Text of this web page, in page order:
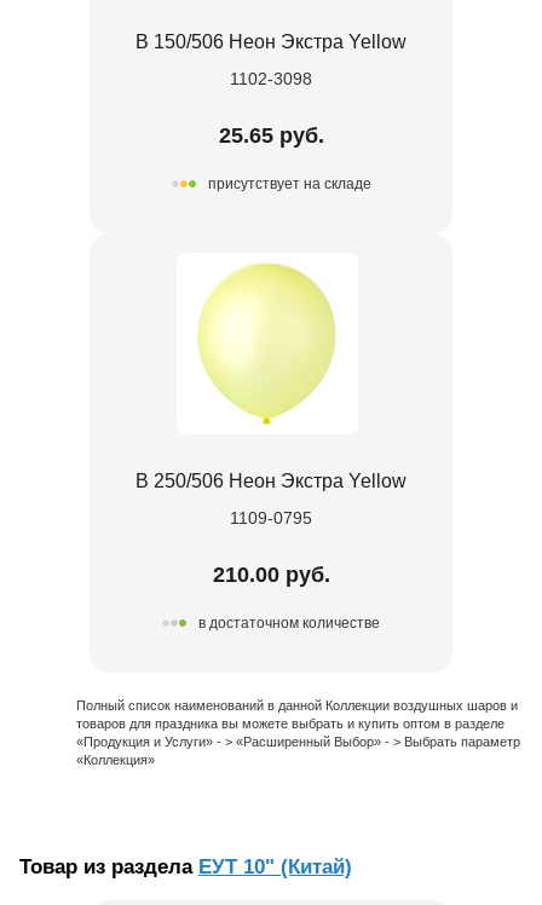
В 150/506 Неон Экстра Yellow
1102-3098
25.65 руб.
присутствует на складе
В 250/506 Неон Экстра Yellow
1109-0795
210.00 руб.
в достаточном количестве
Полный список наименований в данной Коллекции воздушных шаров и
товаров для праздника вы можете выбрать и купить оптом в разделе
«Продукция и Услуги» - > «Расширенный Выбор» - > Выбрать параметр
«Коллекция»
Товар из раздела ЕУТ 10" (Китай)